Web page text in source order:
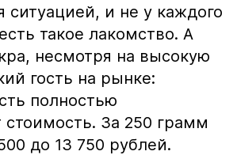
ситуацией, и не у каждого
такое лакомство. А
несмотря на высокую
гость на рынке:
полностью
За 250 грамм
до 13 750 рублей.